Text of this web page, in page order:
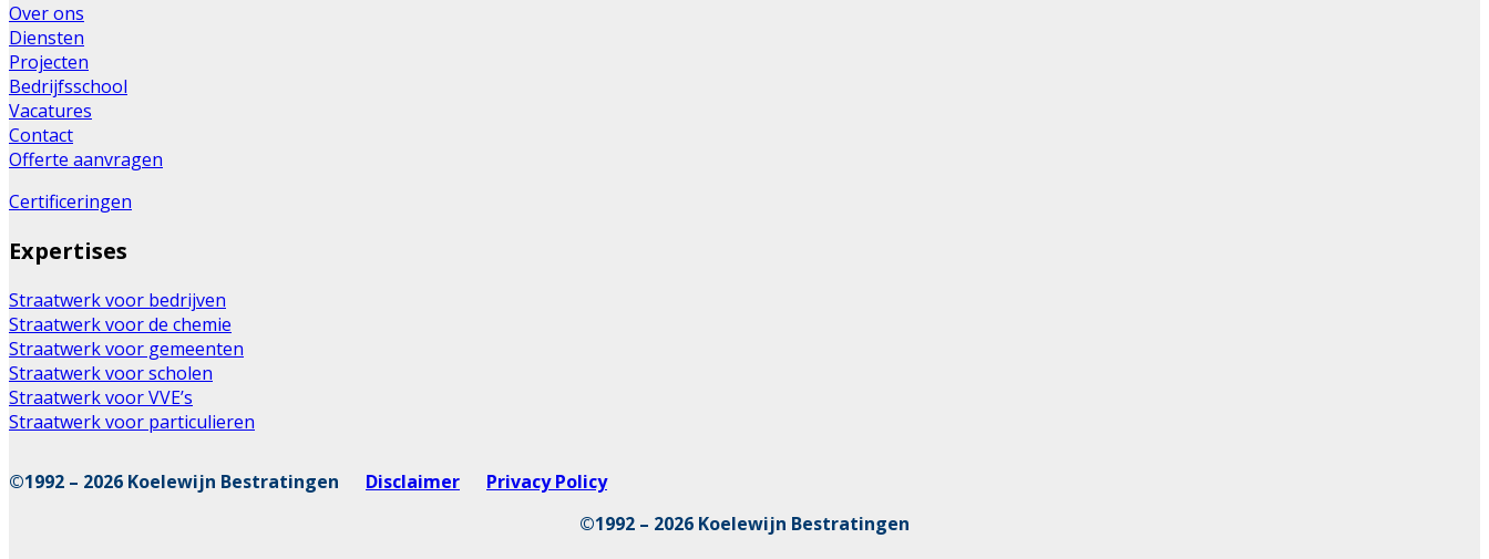
Over ons
Diensten
Projecten
Bedrijfsschool
Vacatures
Contact
Offerte aanvragen
Certificeringen
Expertises
Straatwerk voor bedrijven
Straatwerk voor de chemie
Straatwerk voor gemeenten
Straatwerk voor scholen
Straatwerk voor VVE’s
Straatwerk voor particulieren
©1992 – 2026 Koelewijn Bestratingen Disclaimer
Privacy Policy
©1992 – 2026 Koelewijn Bestratingen